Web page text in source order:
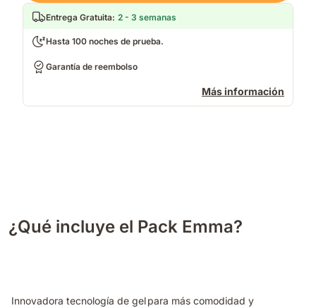
Entrega Gratuita: 2 - 3 semanas
Hasta 100 noches de prueba.
Garantía de reembolso
Más información
¿Qué incluye el Pack Emma?
Innovadora tecnología de gel para más comodidad y